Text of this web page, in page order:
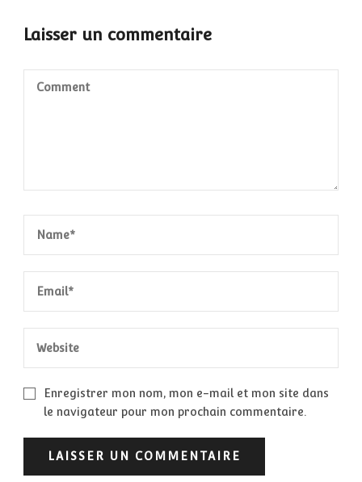
Laisser un commentaire
Enregistrer mon nom, mon e-mail et mon site dans
le navigateur pour mon prochain commentaire.